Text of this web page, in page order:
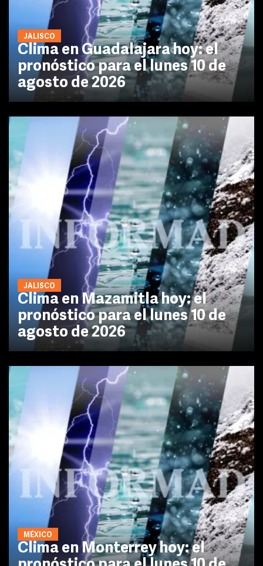
JALISCO
Clima en Guadalajara hoy: el
pronóstico para el lunes 10 de
agosto de 2026
JALISCO
Clima en Mazamitla hoy: el
pronóstico para el lunes 10 de
agosto de 2026
MÉXICO
Clima en Monterrey hoy: el